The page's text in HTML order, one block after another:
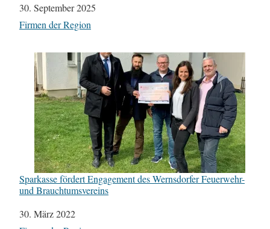
Datum
30. September 2025
In Bezug auf
Firmen der Region
Sparkasse fördert Engagement des Wernsdorfer Feuerwehr-
und Brauchtumsvereins
Datum
30. März 2022